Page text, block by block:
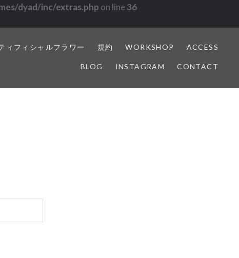
dyad/inc/extras.php on line36
ィフィシャルフラワー 規約 WORKSHOP ACCESS
BLOG INSTAGRAM CONTACT